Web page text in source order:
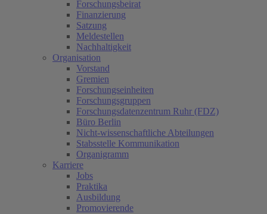
Forschungsbeirat
Finanzierung
Satzung
Meldestellen
Nachhaltigkeit
Organisation
Vorstand
Gremien
Forschungseinheiten
Forschungsgruppen
Forschungsdatenzentrum Ruhr (FDZ)
Büro Berlin
Nicht-wissenschaftliche Abteilungen
Stabsstelle Kommunikation
Organigramm
Karriere
Jobs
Praktika
Ausbildung
Promovierende